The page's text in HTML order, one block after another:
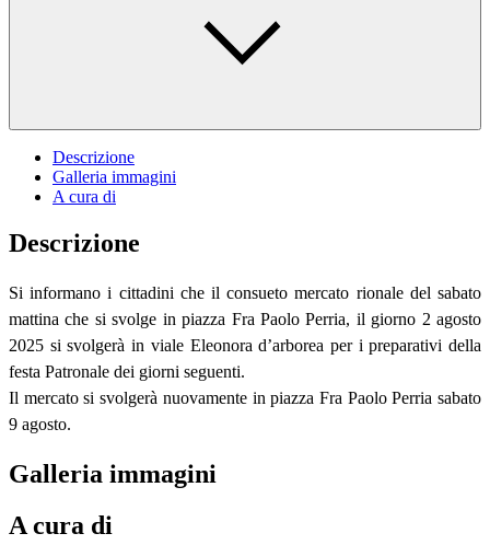
Descrizione
Galleria immagini
A cura di
Descrizione
Si informano i cittadini che il consueto mercato rionale del sabato
mattina che si svolge in piazza Fra Paolo Perria, il giorno 2 agosto
2025 si svolgerà in viale Eleonora d’arborea per i preparativi della
festa Patronale dei giorni seguenti.
Il mercato si svolgerà nuovamente in piazza Fra Paolo Perria sabato
9 agosto.
Galleria immagini
A cura di